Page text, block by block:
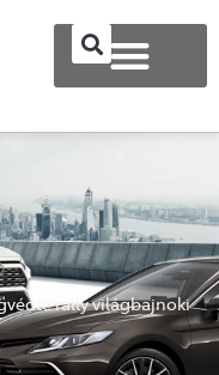
rally világbajnoki